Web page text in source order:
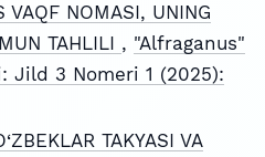
VAQF NOMASI, UNING
TAHLILI , "Alfraganus"
Jild 3 Nomeri 1 (2025):
TAKYASI VA